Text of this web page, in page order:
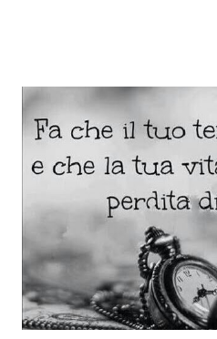
Cartomante su whatsapp "
RISERVATO " Per te che
domanda alle carte gratis "